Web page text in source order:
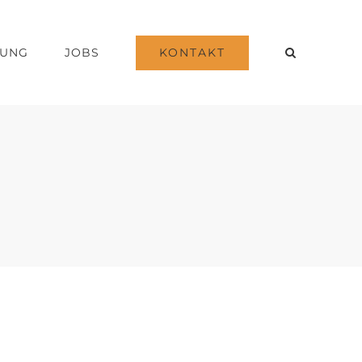
JOBS KONTAKT